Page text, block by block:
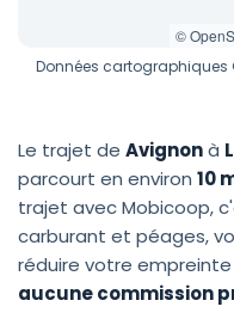
©
Données cartographiques
Le trajet de Avignonà
parcourt en environ 10
trajet avec Mobicoop,
carburant et péages,
réduire votre
aucune commission